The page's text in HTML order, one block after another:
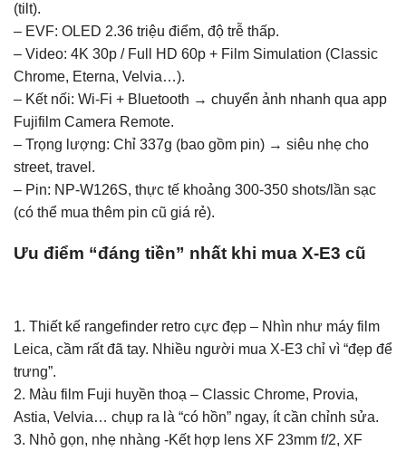
(tilt).
– EVF: OLED 2.36 triệu điểm, độ trễ thấp.
– Video: 4K 30p / Full HD 60p + Film Simulation (Classic
Chrome, Eterna, Velvia…).
– Kết nối: Wi-Fi + Bluetooth → chuyển ảnh nhanh qua app
Fujifilm Camera Remote.
– Trọng lượng: Chỉ 337g (bao gồm pin) → siêu nhẹ cho
street, travel.
– Pin: NP-W126S, thực tế khoảng 300-350 shots/lần sạc
(có thể mua thêm pin cũ giá rẻ).
Ưu điểm “đáng tiền” nhất khi mua X-E3 cũ
1. Thiết kế rangefinder retro cực đẹp – Nhìn như máy film
Leica, cầm rất đã tay. Nhiều người mua X-E3 chỉ vì “đẹp để
trưng”.
2. Màu film Fuji huyền thoạ – Classic Chrome, Provia,
Astia, Velvia… chụp ra là “có hồn” ngay, ít cần chỉnh sửa.
3. Nhỏ gọn, nhẹ nhàng -Kết hợp lens XF 23mm f/2, XF